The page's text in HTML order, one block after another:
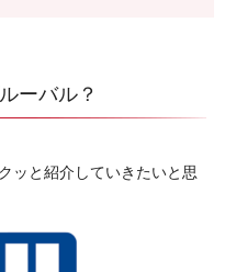
ーバル？
ッと紹介していきたいと思